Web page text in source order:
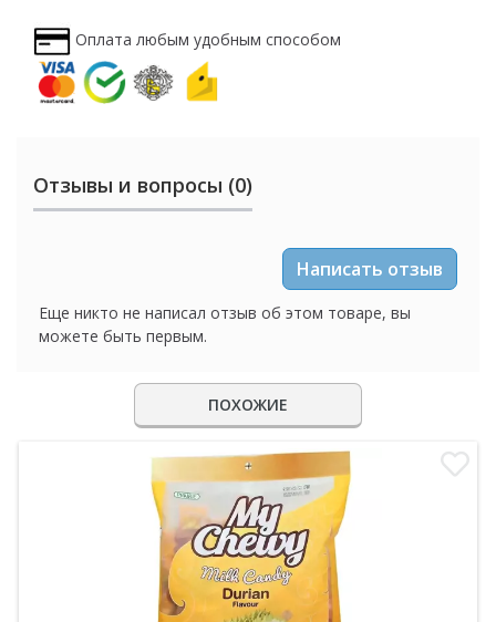
Оплата любым удобным способом
Отзывы и вопросы (0)
Написать отзыв
Еще никто не написал отзыв об этом товаре, вы
можете быть первым.
ПОХОЖИЕ